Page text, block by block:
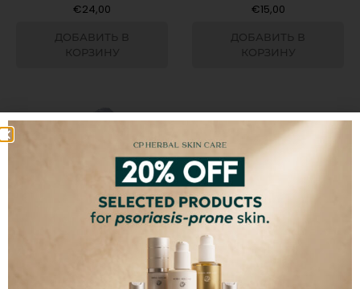
€24,00
ДОБАВИТЬ В
КОРЗИНУ
€15,00
ДОБАВИТЬ В
КОРЗИНУ
CP Head & Wrist Bands